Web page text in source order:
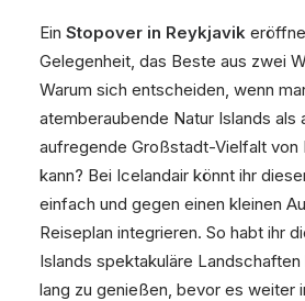
Ein Stopover in Reykjavik
Gelegenheit, das Beste aus zwei
Warum sich entscheiden, wenn
atemberaubende Natur Islands als
aufregende Großstadt-Vielfalt von
kann? Bei Icelandair könnt ihr
einfach und gegen einen kleinen
Reiseplan integrieren. So habt ihr
Islands spektakuläre Landschaften
lang zu genießen, bevor es weiter